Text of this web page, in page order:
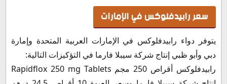
سعر رابيدفلوكس في الإمارات
يتوفر دواء رابيدفلوكس في الإمارات العربية المتحدة وإمارة
دبي وأبو ظبي إنتاج شركة سيبلا فارما في التؤكيزات التالية:
رابيدفلوكس أقراص 250 مجم Rapidflox 250 mg Tablets